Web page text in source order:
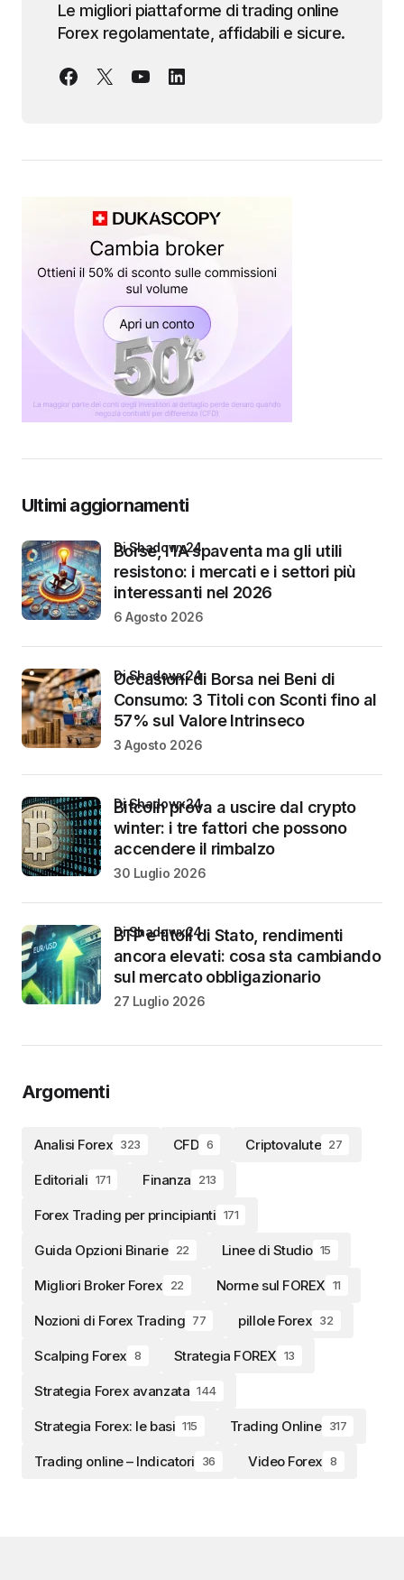
Le migliori piattaforme di trading online
Forex regolamentate, affidabili e sicure.
Ultimi aggiornamenti
Borse, l’IA spaventa ma gli utili
resistono: i mercati e i settori più
interessanti nel 2026
di Shadowx24
6 Agosto 2026
Occasioni di Borsa nei Beni di
Consumo: 3 Titoli con Sconti fino al
57% sul Valore Intrinseco
di Shadowx24
3 Agosto 2026
Bitcoin prova a uscire dal crypto
winter: i tre fattori che possono
accendere il rimbalzo
di Shadowx24
30 Luglio 2026
BTP e titoli di Stato, rendimenti
ancora elevati: cosa sta cambiando
sul mercato obbligazionario
di Shadowx24
27 Luglio 2026
Argomenti
Analisi Forex 323 CFD 6 Criptovalute 27
Editoriali 171 Finanza 213
Forex Trading per principianti 171
Guida Opzioni Binarie 22 Linee di Studio 15
Migliori Broker Forex 22 Norme sul FOREX 11
Nozioni di Forex Trading 77 pillole Forex 32
Scalping Forex 8 Strategia FOREX 13
Strategia Forex avanzata 144
Strategia Forex: le basi 115 Trading Online 317
Trading online – Indicatori 36 Video Forex 8